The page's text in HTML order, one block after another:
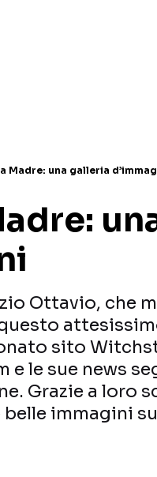
Madre: una galleria
Ottavio, che
sito
e le sue news
Grazie a loro
immagini